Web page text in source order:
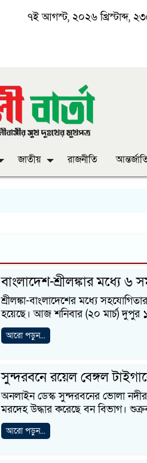
৭ই আগস্ট, ২০২৬ খ্রিস্টাব্দ,
জাতীয় রাজনীতি
বাংলাদেশ-শ্রীলঙ্কার মধ্যে
শ্রীলঙ্কা-বাংলাদেশের মধ্যে
হয়েছে। আজ শনিবার (২০ মার্চ) দুপুর
আরো পড়ুন...
সুন্দরবনে রয়েল বেঙ্গল
অনলাইন ডেস্ক সুন্দরবনের ভোলা
মরদেহ উদ্ধার করেছে বন বিভাগ।
আরো পড়ুন...